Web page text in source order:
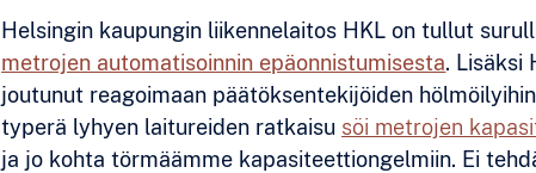
Helsingin kaupungin liikennelaitos HKL on tullut
metrojen automatisoinnin epäonnistumisesta. Lisäksi
joutunut reagoimaan päätöksentekijöiden
typerä lyhyen laitureiden ratkaisu söi metrojen
ja jo kohta törmäämme kapasiteettiongelmiin. Ei